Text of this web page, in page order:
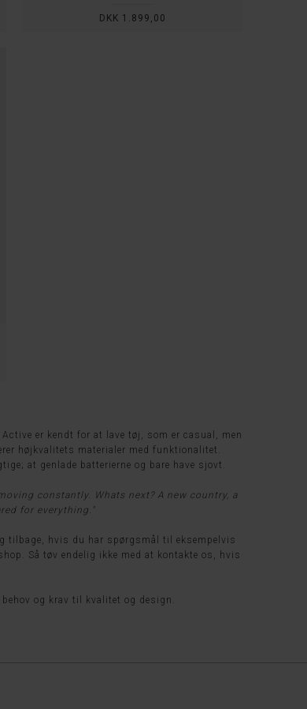
DKK 1.899,00
er kendt for at lave tøj, som er casual, men
højkvalitets materialer med funktionalitet.
at genlade batterierne og bare have sjovt.
constantly. Whats next? A new country, a
for everything."
tilbage, hvis du har spørgsmål til eksempelvis
Så tøv endelig ikke med at kontakte os, hvis
og krav til kvalitet og design.